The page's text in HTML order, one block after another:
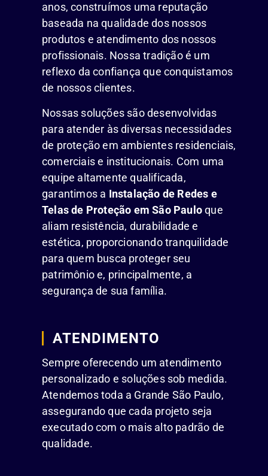
anos, construímos uma reputação
baseada na qualidade dos nossos
produtos e atendimento dos nossos
profissionais. Nossa tradição é um
reflexo da confiança que conquistamos
de nossos clientes.
Nossas soluções são desenvolvidas
para atender às diversas necessidades
de proteção em ambientes residenciais,
comerciais e institucionais. Com uma
equipe altamente qualificada,
garantimos a Instalação de Redes e
Telas de Proteção em São Pauloque
aliam resistência, durabilidade e
estética, proporcionando tranquilidade
para quem busca proteger seu
patrimônio e, principalmente, a
segurança de sua família.
ATENDIMENTO
Sempre oferecendo um atendimento
personalizado e soluções sob medida.
Atendemos toda a Grande São Paulo,
assegurando que cada projeto seja
executado com o mais alto padrão de
qualidade.